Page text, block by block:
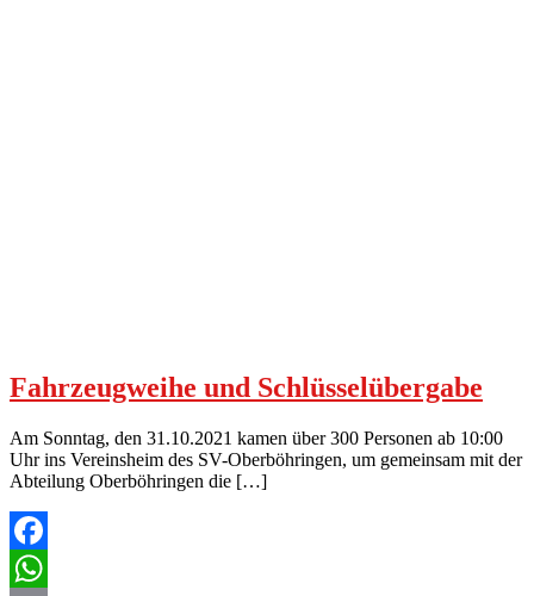
Fahrzeugweihe und Schlüsselübergabe
Am Sonntag, den 31.10.2021 kamen über 300 Personen ab 10:00
Uhr ins Vereinsheim des SV-Oberböhringen, um gemeinsam mit der
Abteilung Oberböhringen die […]
Facebook